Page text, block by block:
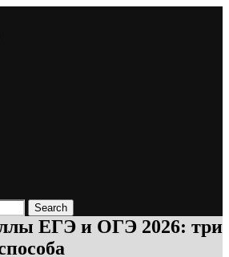
Search
ЕГЭ и ОГЭ 2026: три